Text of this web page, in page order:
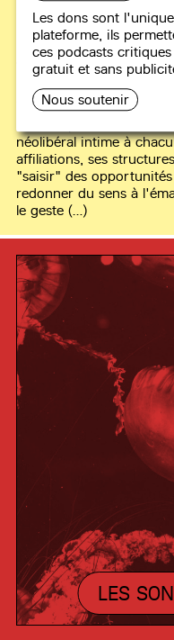
Les dons sont
plateforme, ils
ces podcasts
gratuit et sans
Nous soutenir
#5Retour sur
Tarragoni
57 min
néolibéral intime à
affiliations, ses
"saisir" des
redonner du sens à
le geste (…)
LES